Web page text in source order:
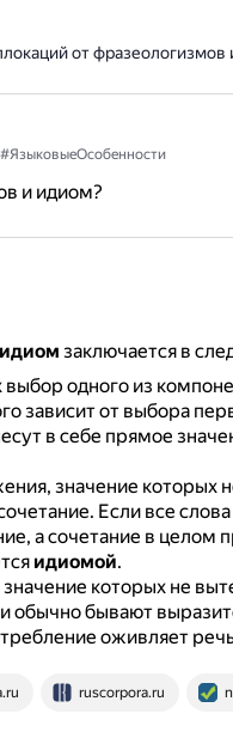
от фразеологизмов
#ЯзыковыеОсобенности
и идиом?
заключается в
одного из
зависит от выбора
в себе прямое
значение которых
Если все
а сочетание в целом
идиомой.
которых не
обычно бывают
оживляет
ruscorpora.ru